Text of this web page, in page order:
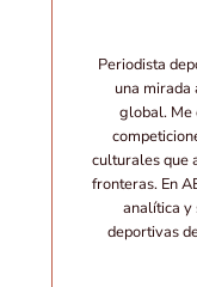
Periodista
una mirada
global. Me
culturales que
fronteras. En
analítica y
deportivas